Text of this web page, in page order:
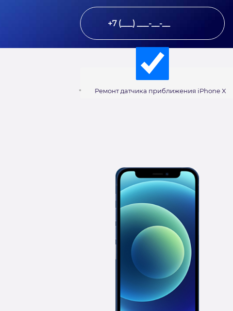
Ремонт датчика приближения iPhone X